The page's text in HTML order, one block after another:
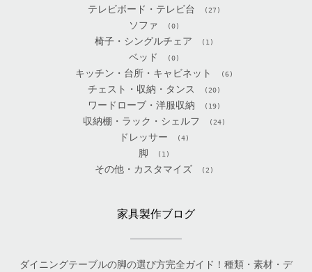
テレビボード・テレビ台 (27)
ソファ (0)
椅子・シングルチェア (1)
ベッド (0)
キッチン・台所・キャビネット (6)
チェスト・収納・タンス (20)
ワードローブ・洋服収納 (19)
収納棚・ラック・シェルフ (24)
ドレッサー (4)
脚 (1)
その他・カスタマイズ (2)
家具製作ブログ
ダイニングテーブルの脚の選び方完全ガイド！種類・素材・デ